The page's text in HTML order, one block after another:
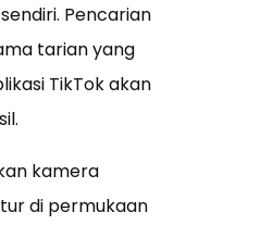
Pencarian
tarian yang
TikTok akan
kamera
di permukaan